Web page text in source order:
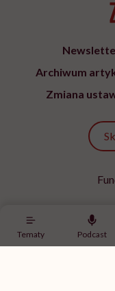
Tematy Podcast
Archiwum
Zmiana